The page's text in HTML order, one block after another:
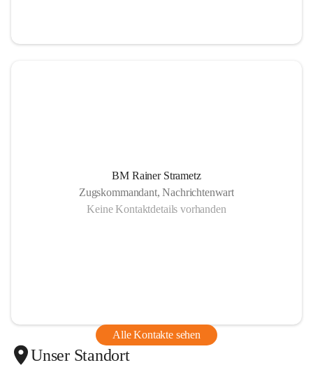
BM Rainer Strametz
Zugskommandant, Nachrichtenwart
Keine Kontaktdetails vorhanden
Alle Kontakte sehen
Unser Standort